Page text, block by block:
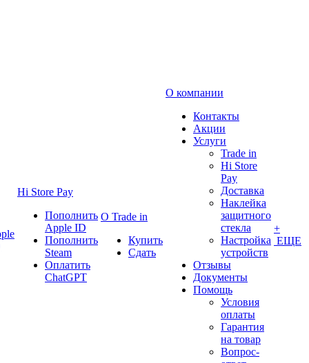
Hi Store Pay
Пополнить
Apple ID
Пополнить
Steam
Оплатить
ChatGPT
О Trade in
Купить
Сдать
О компании
Контакты
Акции
Услуги
Trade in
Hi Store
Pay
Доставка
Наклейка
защитного
стекла
Настройка
устройств
Отзывы
Документы
Помощь
Условия
оплаты
Гарантия
на товар
Вопрос-
+
ЕЩЕ